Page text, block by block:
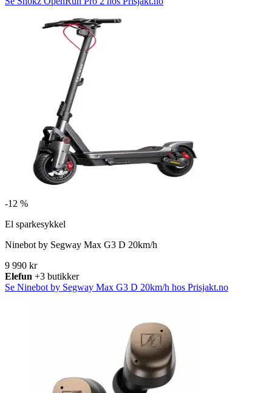
-12 %
El sparkesykkel
Ninebot by Segway Max G3 D 20km/h
9 990 kr
Elefun +3 butikker
Se Ninebot by Segway Max G3 D 20km/h hos Prisjakt.no